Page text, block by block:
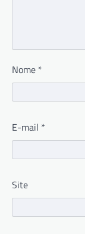
Nome *
E-mail *
Site